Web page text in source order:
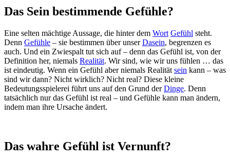
Das Sein bestimmende Gefühle?
Eine selten mächtige Aussage, die hinter dem Wort Gefühl steht.
Denn Gefühle – sie bestimmen über unserDasein, begrenzen es
auch. Und ein Zwiespalt tut sich auf – denn das Gefühl ist, von der
Definition her, niemals Realität. Wir sind, wie wir uns fühlen … das
ist eindeutig. Wenn ein Gefühl aber niemals Realität sein kann – was
sind wir dann? Nicht wirklich? Nicht real? Diese kleine
Bedeutungsspielerei führt uns auf den Grund derDinge. Denn
tatsächlich nur das Gefühl ist real – und Gefühle kann man ändern,
indem man ihre Ursache ändert.
Das wahre Gefühl ist Vernunft?